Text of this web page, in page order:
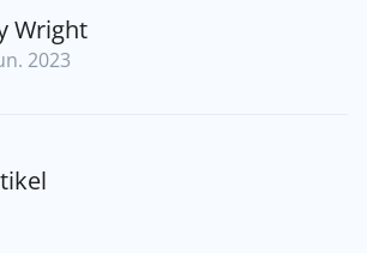
Wright
2023